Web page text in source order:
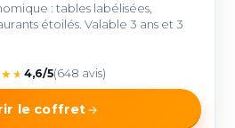
: tables labélisées,
étoilés. Valable 3 ans et 3
★★ 4,6/5(648 avis)
le coffret